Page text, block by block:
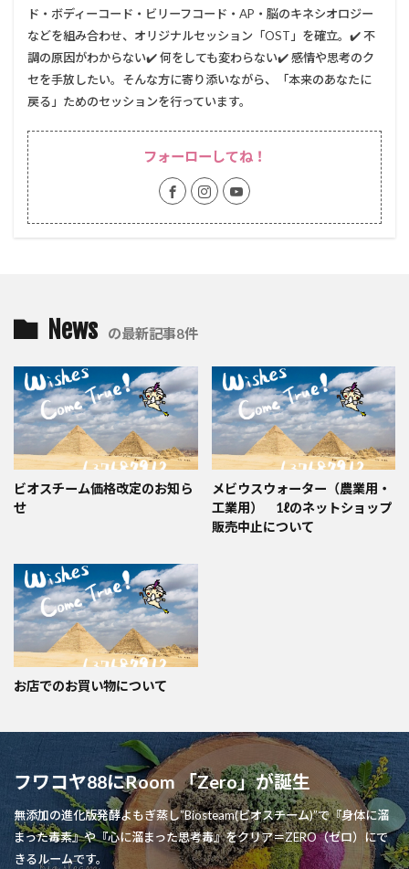
ド・ボディーコード・ビリーフコード・AP・脳のキネシオロジー
などを組み合わせ、オリジナルセッション「OST」を確立。✔️ 不
調の原因がわからない✔️ 何をしても変わらない✔️ 感情や思考のク
セを手放したい。そんな方に寄り添いながら、「本来のあなたに
戻る」ためのセッションを行っています。
フォーローしてね！
News の最新記事8件
ビオスチーム価格改定のお知ら
せ
メビウスウォーター（農業用・
工業用） 1ℓのネットショップ
販売中止について
お店でのお買い物について
フワコヤ88にRoom 「Zero」が誕生
無添加の進化版発酵よもぎ蒸し”Biosteam(ビオスチーム)”で『身体に溜
まった毒素』や『心に溜まった思考毒』をクリア＝ZERO（ゼロ）にで
きるルームです。